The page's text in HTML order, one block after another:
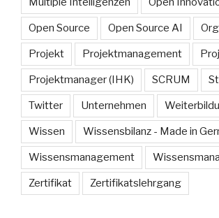
Open Source Open Source AI
Projekt Projektmanagement
Projektmanager (IHK) SCRUM
Twitter Unternehmen
Wissen Wissensbilanz - Made in
Wissensmanagement
Zertifikat Zertifikatslehrgang